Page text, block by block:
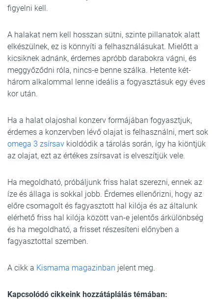
figyelni kell.
A halakat nem kell hosszan sütni, szinte pillanatok alatt
elkészülnek, ez is könnyíti a felhasználásukat. Mielőtt a
kicsiknek adnánk, érdemes apróbb darabokra vágni, és
meggyőződni róla, nincs-e benne szálka. Hetente két-
három alkalommal lenne ideális a fogyasztásuk egy éves
kor után.
Ha a halat olajoshal konzerv formájában fogyasztjuk,
érdemes a konzervben lévő olajat is felhasználni, mert sok
omega 3 zsírsav kioldódik a tárolás során, így ha kiöntjük
az olajat, ezt az értékes zsírsavat is elveszítjük vele.
Ha megoldható, próbáljunk friss halat szerezni, ennek az
íze és állaga is sokkal jobb. Érdemes ellenőrizni, hogy az
előre csomagolt és fagyasztott hal kilója és az általunk
elérhető friss hal kilója között van-e jelentős árkülönbség
és ha megoldható, a frisset részesíteni előnyben a
fagyasztottal szemben.
A cikk a Kismama magazinban jelent meg.
Kapcsolódó cikkeink hozzátáplálás témában: